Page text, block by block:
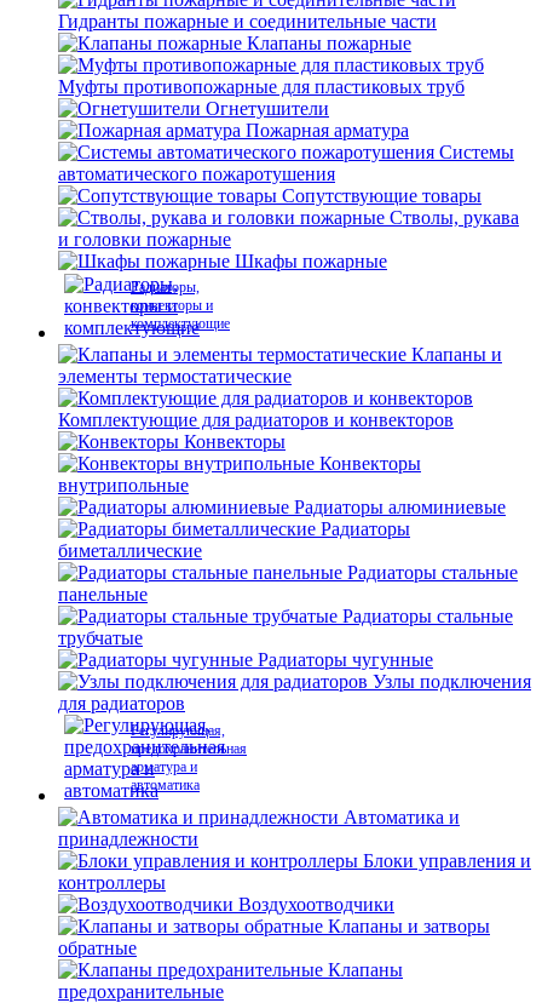
Гидранты пожарные и соединительные части
Клапаны пожарные
Муфты противопожарные для пластиковых труб
Огнетушители
Пожарная арматура
Системы
автоматического пожаротушения
Сопутствующие товары
Стволы, рукава
и головки пожарные
Шкафы пожарные
Радиаторы,
конвекторы и
комплектующие
Клапаны и
элементы термостатические
Комплектующие для радиаторов и конвекторов
Конвекторы
Конвекторы
внутрипольные
Радиаторы алюминиевые
Радиаторы
биметаллические
Радиаторы стальные
панельные
Радиаторы стальные
трубчатые
Радиаторы чугунные
Узлы подключения
для радиаторов
Регулирующая,
предохранительная
арматура и
автоматика
Автоматика и
принадлежности
Блоки управления и
контроллеры
Воздухоотводчики
Клапаны и затворы
обратные
Клапаны
предохранительные